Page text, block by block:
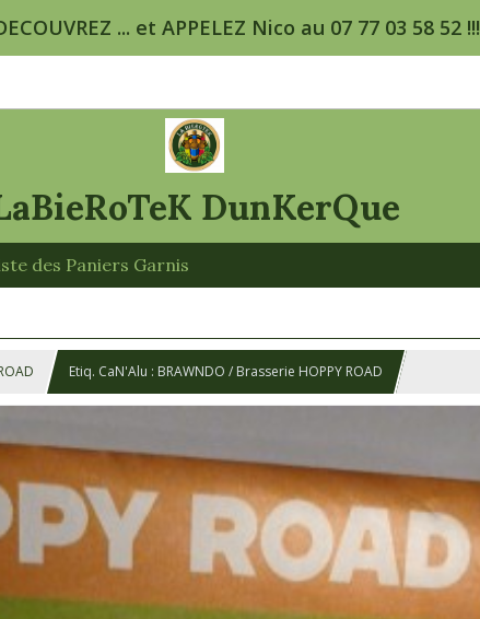
... et APPELEZ Nico au 07 77 03 58 52 !!!
DunKerQue
des Paniers Garnis
Etiq. CaN'Alu : BRAWNDO / Brasserie HOPPY ROAD